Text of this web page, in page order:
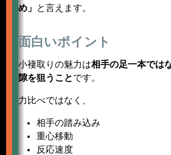
め」
と言えます。
面白いポイント
小褄取りの魅力は相手の足一本では
隙を狙うことです。
力比べではなく、
相手の踏み込み
重心移動
反応速度